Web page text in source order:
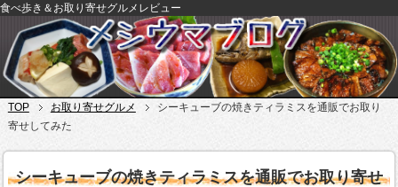
食べ歩き＆お取り寄せグルメレビュー
TOP お取り寄せグルメ
シーキューブの焼きティラミスを通販でお取り
寄せしてみた
シーキューブの焼きティラミスを通販でお取り寄せ